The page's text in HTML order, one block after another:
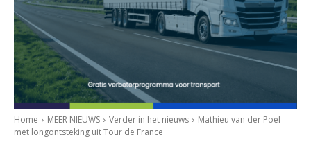
Home MEER NIEUWS Verder in het nieuws
Mathieu van der Poel
met longontsteking uit Tour de France